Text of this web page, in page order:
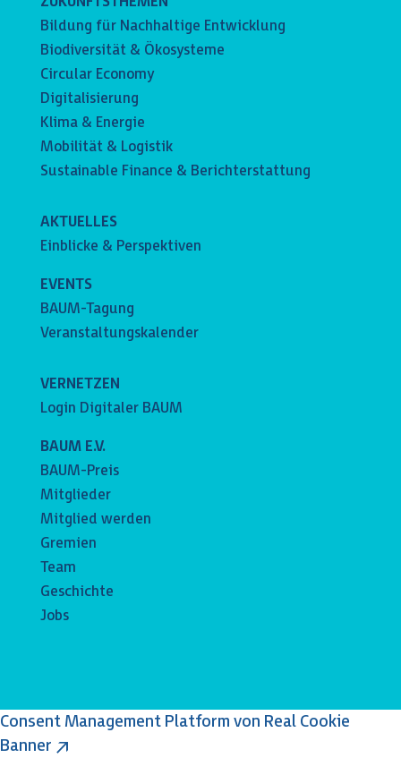
Bildung für Nachhaltige Entwicklung
Biodiversität & Ökosysteme
Circular Economy
Digitalisierung
Klima & Energie
Mobilität & Logistik
Sustainable Finance & Berichterstattung
AKTUELLES
Einblicke & Perspektiven
EVENTS
BAUM-Tagung
Veranstaltungskalender
VERNETZEN
Login Digitaler BAUM
BAUM E.V.
BAUM-Preis
Mitglieder
Mitglied werden
Gremien
Team
Geschichte
Jobs
Consent Management Platform von Real Cookie
Banner